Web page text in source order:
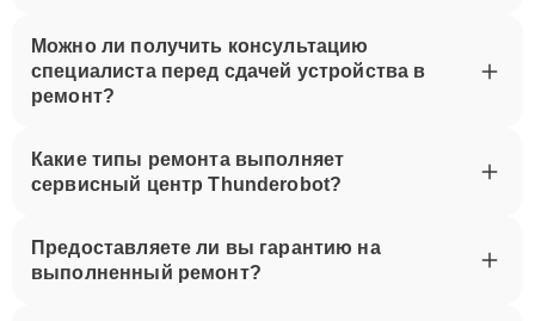
Можно ли получить консультацию
специалиста перед сдачей устройства в
ремонт?
Какие типы ремонта выполняет
сервисный центр Thunderobot?
Предоставляете ли вы гарантию на
выполненный ремонт?